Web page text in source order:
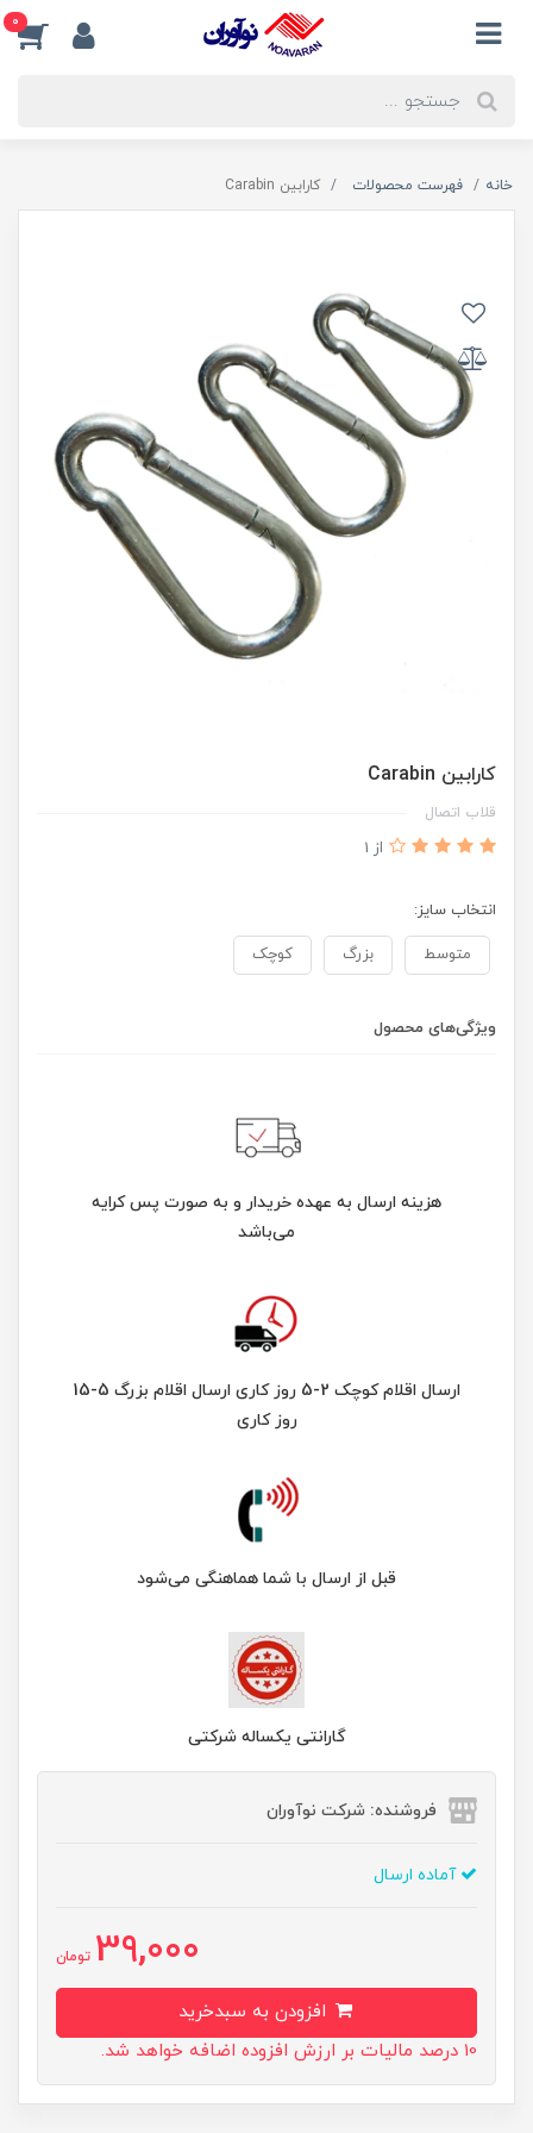
0
خانه فهرست محصولات کارابین Carabin
کارابین Carabin
قلاب اتصال
از 1
انتخاب سایز:
متوسط بزرگ کوچک
ویژگی‌های محصول
هزینه ارسال به عهده خریدار و به صورت پس کرایه
می‌باشد
ارسال اقلام کوچک 2-5 روز کاری ارسال اقلام بزرگ 5-15
روز کاری
قبل از ارسال با شما هماهنگی می‌شود
گارانتی یکساله شرکتی
فروشنده: شرکت نوآوران
آماده ارسال
39,000 تومان
10 درصد مالیات بر ارزش افزوده اضافه خواهد شد.